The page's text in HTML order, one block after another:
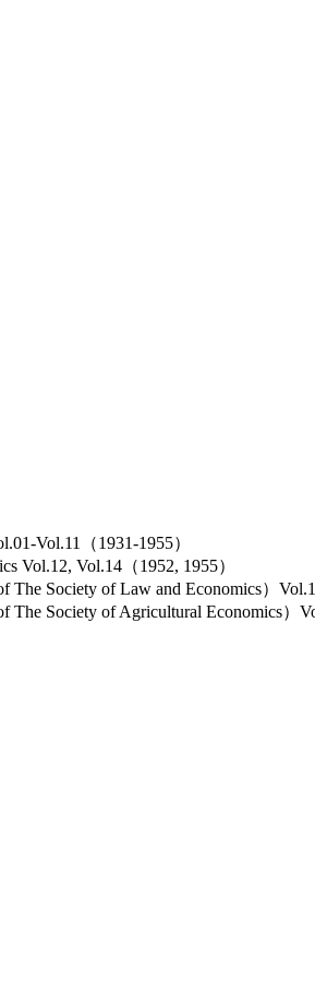
Vol.11（1931-1955）
Vol.12, Vol.14（1952, 1955）
Society of Law and Economics）
Society of Agricultural Economics）